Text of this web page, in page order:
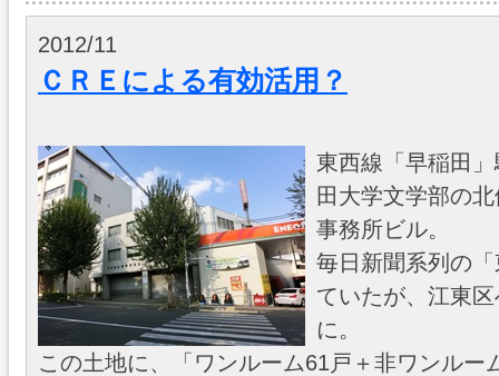
2012/11
ＣＲＥによる有効活用？
東西線「早稲田
田大学文学部の
事務所ビル。
毎日新聞系列の
ていたが、江東
に。
この土地に、「ワンルーム61戸＋非ワンルー